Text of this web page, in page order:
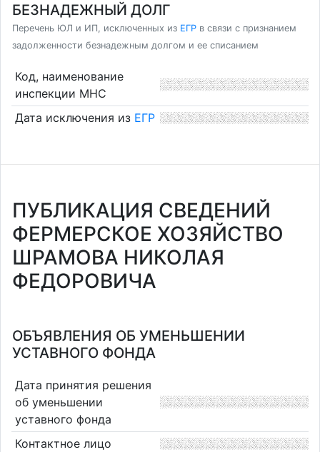
БЕЗНАДЕЖНЫЙ ДОЛГ
Перечень ЮЛ и ИП, исключенных из ЕГР в связи с признанием
задолженности безнадежным долгом и ее списанием
Код, наименование
инспекции МНС
Дата исключения из ЕГР
ПУБЛИКАЦИЯ СВЕДЕНИЙ
ФЕРМЕРСКОЕ ХОЗЯЙСТВО
ШРАМОВА НИКОЛАЯ
ФЕДОРОВИЧА
ОБЪЯВЛЕНИЯ ОБ УМЕНЬШЕНИИ
УСТАВНОГО ФОНДА
Дата принятия решения
об уменьшении
уставного фонда
Контактное лицо